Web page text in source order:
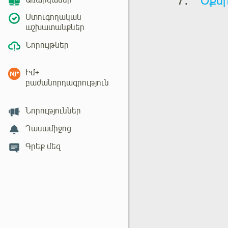
Ստուգողական
աշխատանքներ
Նորույթներ
Իմ+
բաժանորդագրություն
Նորություններ
Դասամիջոց
Գրեք մեզ